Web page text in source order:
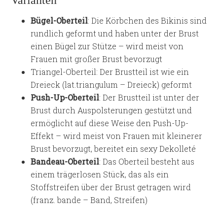
Bügel-Oberteil: Die Körbchen des Bikinis sind
rundlich geformt und haben unter der Brust
einen Bügel zur Stütze – wird meist von
Frauen mit großer Brust bevorzugt
Triangel-Oberteil: Der Brustteil ist wie ein
Dreieck (lat.triangulum – Dreieck) geformt
Push-Up-Oberteil: Der Brustteil ist unter der
Brust durch Auspolsterungen gestützt und
ermöglicht auf diese Weise den Push-Up-
Effekt – wird meist von Frauen mit kleinerer
Brust bevorzugt, bereitet ein sexy Dekolleté
Bandeau-Oberteil: Das Oberteil besteht aus
einem trägerlosen Stück, das als ein
Stoffstreifen über der Brust getragen wird
(franz. bande – Band, Streifen)